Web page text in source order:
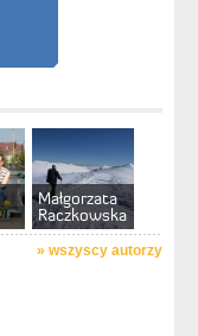
Małgorzata
Raczkowska
» wszyscy autorzy